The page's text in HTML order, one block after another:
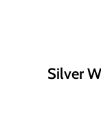
Silver